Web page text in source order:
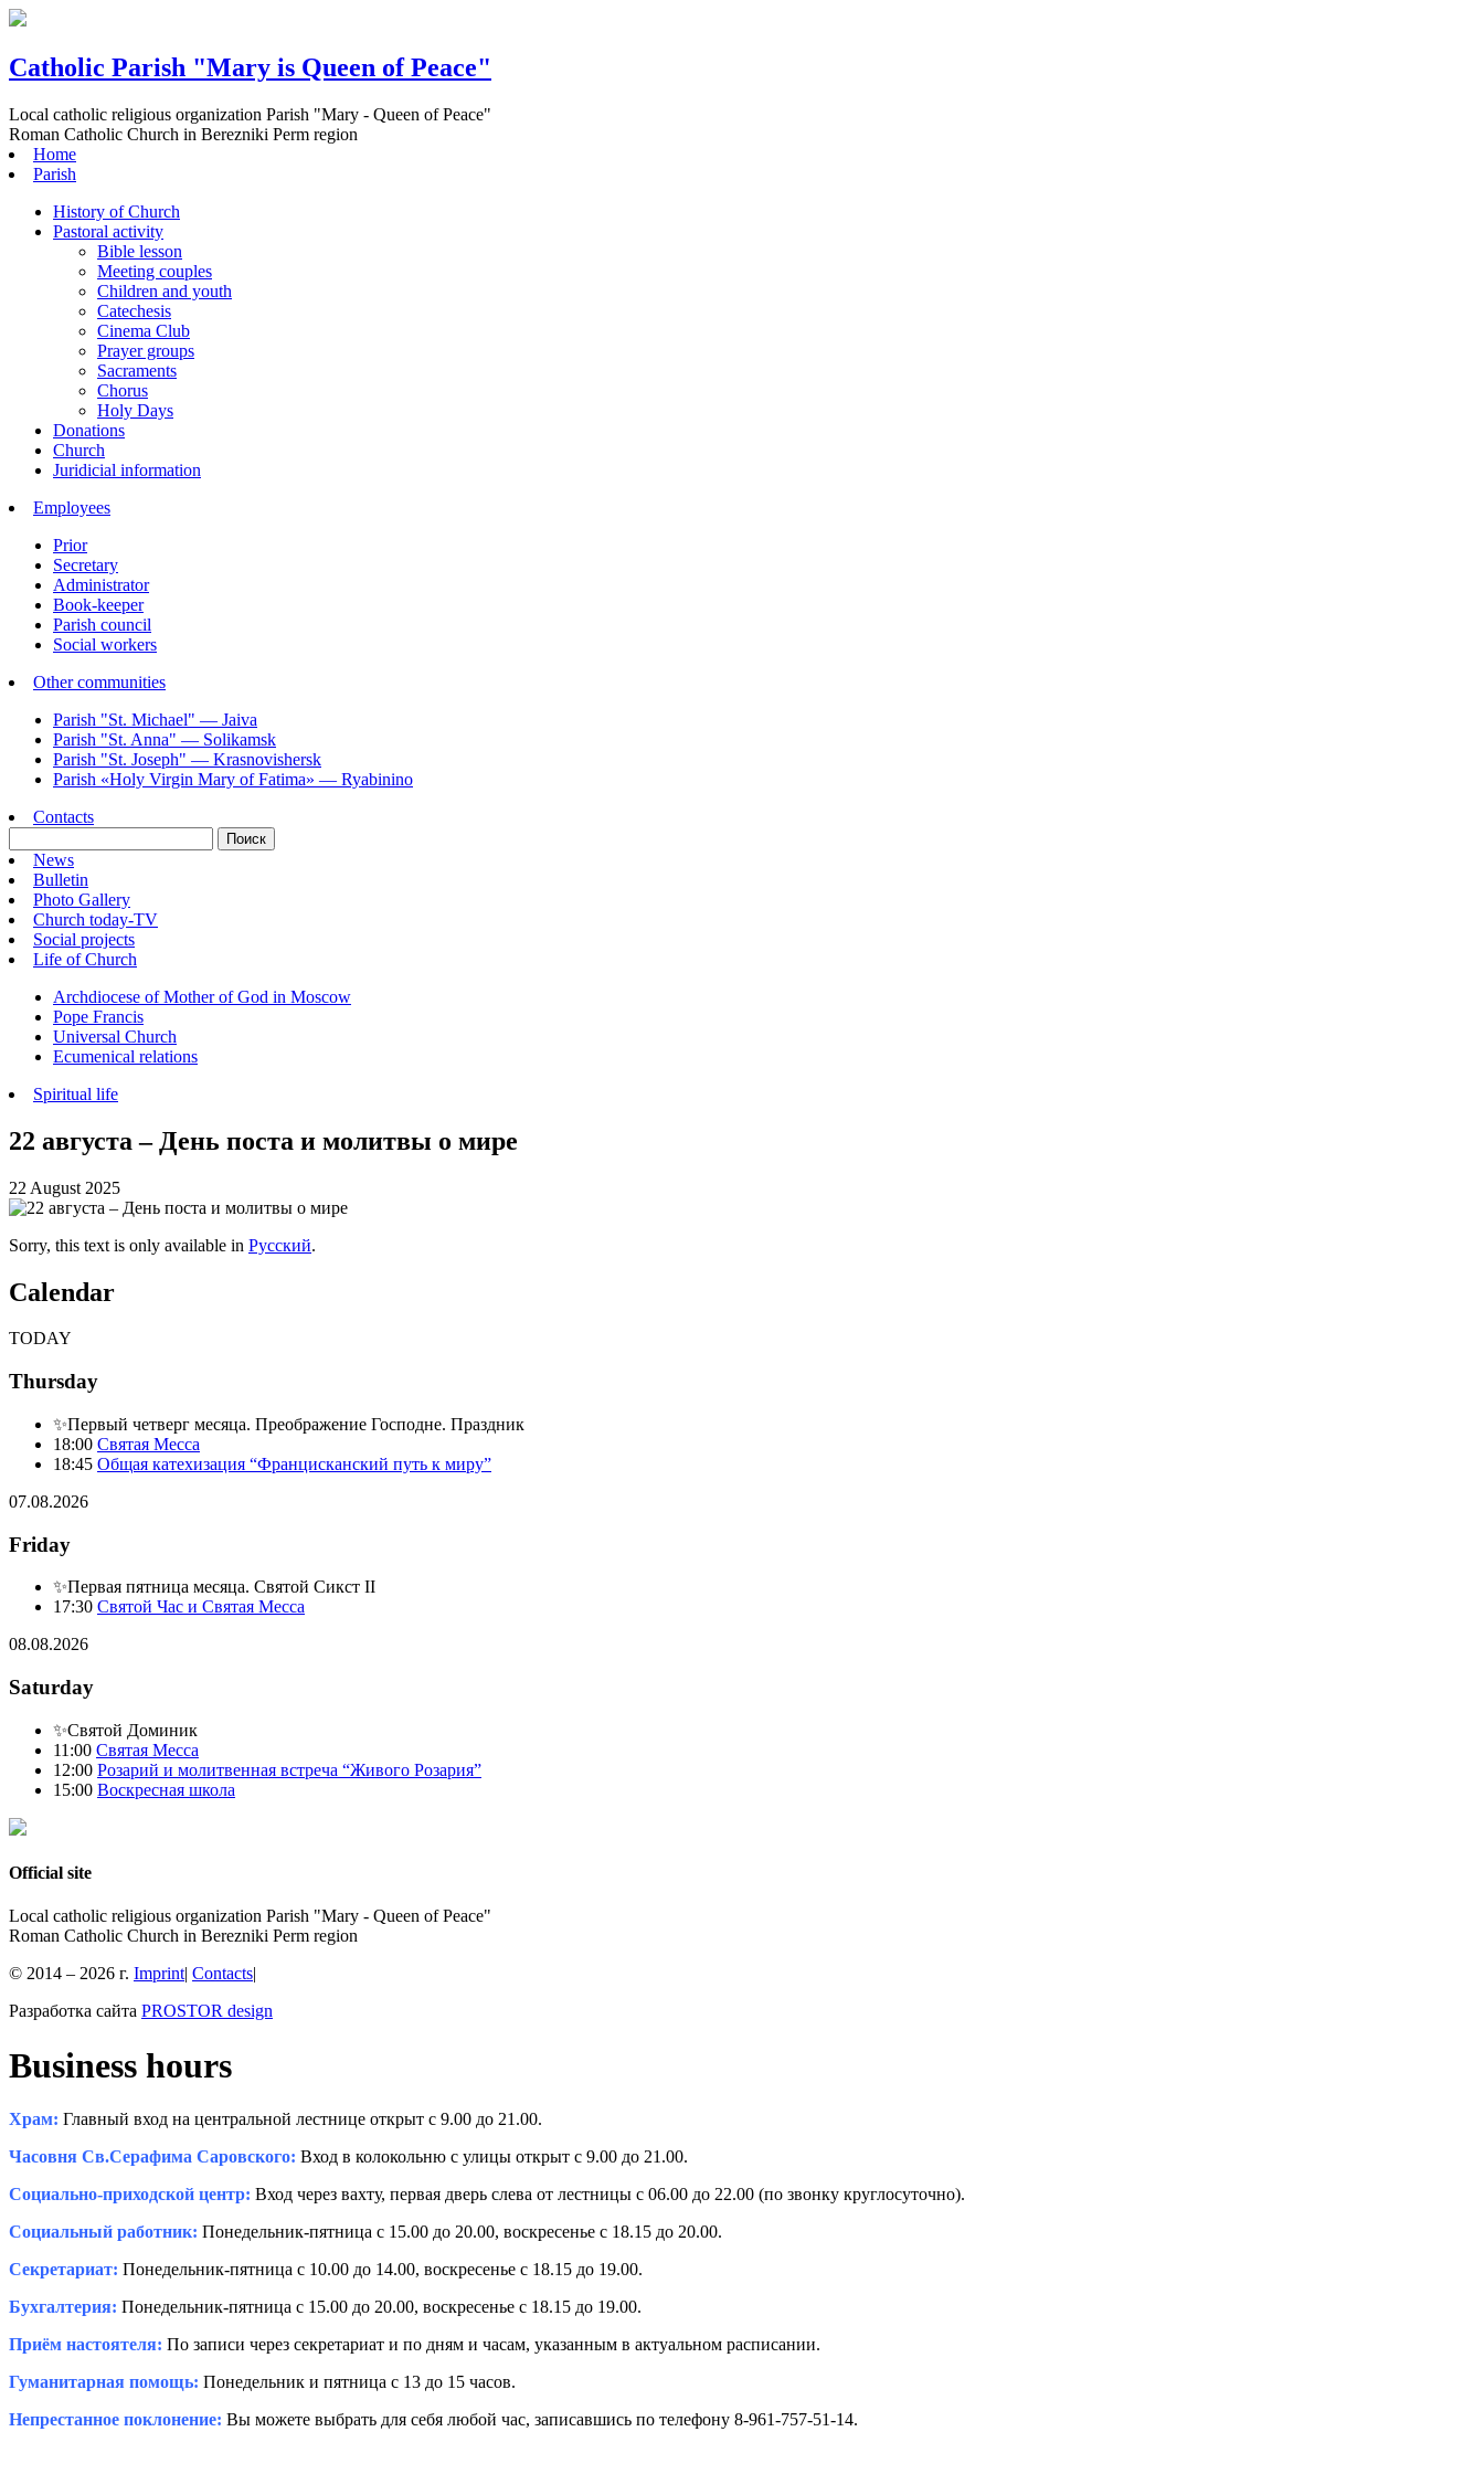
Catholic Parish "Mary is Queen of Peace"
Local catholic religious organization Parish "Mary - Queen of Peace"
Roman Catholic Church in Berezniki Perm region
Home
Parish
History of Church
Pastoral activity
Bible lesson
Meeting couples
Children and youth
Catechesis
Cinema Club
Prayer groups
Sacraments
Chorus
Holy Days
Donations
Church
Juridicial information
Employees
Prior
Secretary
Administrator
Book-keeper
Parish council
Social workers
Other communities
Parish "St. Michael" — Jaiva
Parish "St. Annа" — Solikamsk
Parish "St. Joseph" — Krasnovishersk
Parish «Holy Virgin Mary of Fatima» — Ryabinino
Contacts
News
Bulletin
Photo Gallery
Church today-TV
Social projects
Life of Church
Archdiocese of Mother of God in Moscow
Pope Francis
Universal Church
Ecumenical relations
Spiritual life
22 августа – День поста и молитвы о мире
22 August 2025
Sorry, this text is only available in Русский.
Calendar
TODAY
Thursday
✨Первый четверг месяца. Преображение Господне. Праздник
18:00 Святая Месса
18:45 Общая катехизация “Францисканский путь к миру”
07.08.2026
Friday
✨Первая пятница месяца. Святой Сикст II
17:30 Святой Час и Святая Месса
08.08.2026
Saturday
✨Святой Доминик
11:00 Святая Месса
12:00 Розарий и молитвенная встреча “Живого Розария”
15:00 Воскресная школа
Official site
Local catholic religious organization Parish "Mary - Queen of Peace"
Roman Catholic Church in Berezniki Perm region
© 2014 – 2026 г. Imprint| Contacts|
Разработка сайта PROSTOR design
Business hours
Храм: Главный вход на центральной лестнице открыт с 9.00 до 21.00.
Часовня Св.Серафима Саровского: Вход в колокольню с улицы открыт с 9.00 до 21.00.
Социально-приходской центр: Вход через вахту, первая дверь слева от лестницы с 06.00 до 22.00 (по звонку круглосуточно).
Социальный работник: Понедельник-пятница с 15.00 до 20.00, воскресенье с 18.15 до 20.00.
Секретариат: Понедельник-пятница с 10.00 до 14.00, воскресенье с 18.15 до 19.00.
Бухгалтерия: Понедельник-пятница с 15.00 до 20.00, воскресенье с 18.15 до 19.00.
Приём настоятеля: По записи через секретариат и по дням и часам, указанным в актуальном расписании.
Гуманитарная помощь: Понедельник и пятница с 13 до 15 часов.
Непрестанное поклонение: Вы можете выбрать для себя любой час, записавшись по телефону 8-961-757-51-14.